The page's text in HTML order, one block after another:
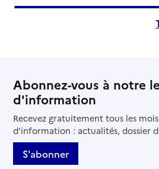
Abonnez-vous à notre
d'information
Recevez gratuitement tous les
d'information : actualités, dossier
S'abonner